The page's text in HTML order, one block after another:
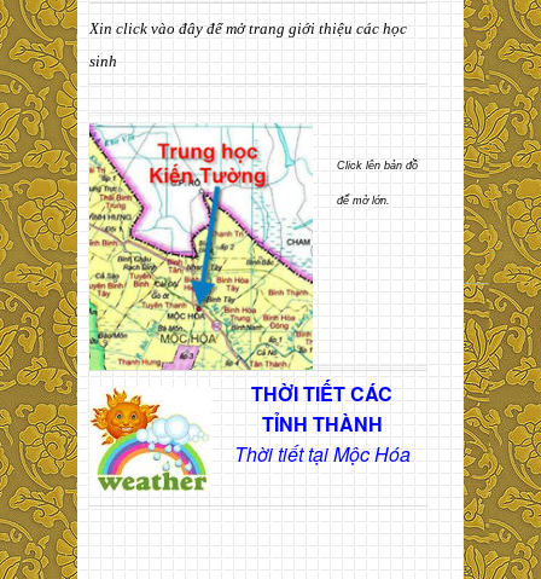
Xin click vào đây để mở trang giới thiệu các học
sinh
Click lên bản đồ
để mở lớn.
THỜI TIẾT CÁC
TỈNH THÀNH
Thời tiết tại Mộc Hóa